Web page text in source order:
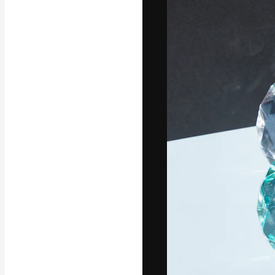
vos meilleurs